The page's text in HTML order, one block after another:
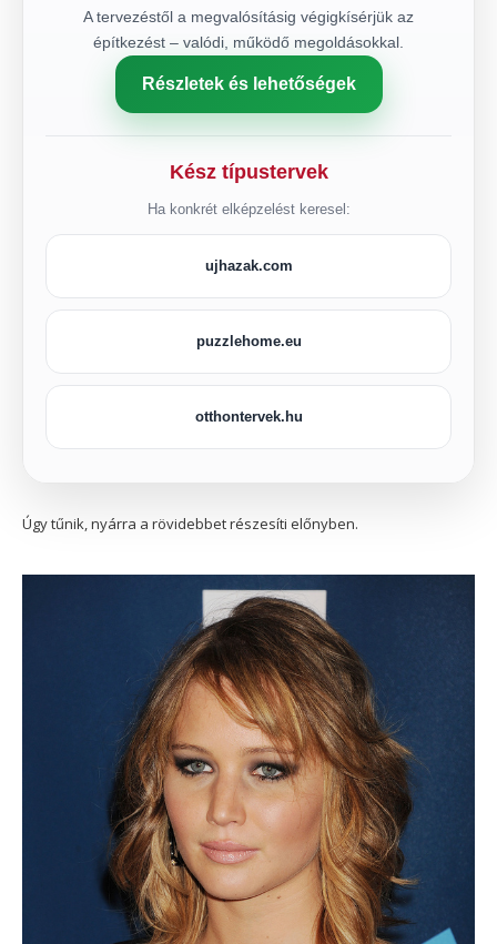
A tervezéstől a megvalósításig végigkísérjük az
építkezést – valódi, működő megoldásokkal.
Részletek és lehetőségek
Kész típustervek
Ha konkrét elképzelést keresel:
ujhazak.com
puzzlehome.eu
otthontervek.hu
Úgy tűnik, nyárra a rövidebbet részesíti előnyben.